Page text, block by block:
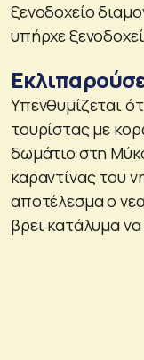
ξενοδοχείο
υπήρχε
Υπενθυμίζεται
τουρίστας με
δωμάτιο στη
καραντίνας του
αποτέλεσμα ο
βρει κατάλυμα να